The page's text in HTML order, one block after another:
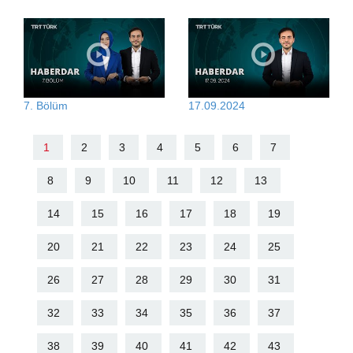
7. Bölüm 17.09.2024
1 2 3 4 5 6 7
8 9 10 11 12 13
14 15 16 17 18 19
20 21 22 23 24 25
26 27 28 29 30 31
32 33 34 35 36 37
38 39 40 41 42 43